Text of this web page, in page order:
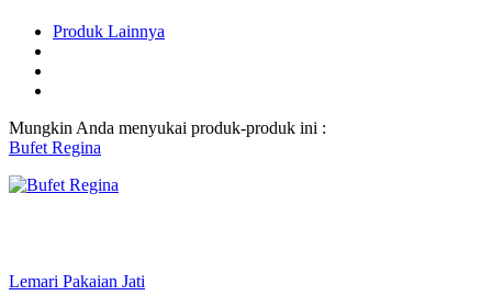
Produk Lainnya
Mungkin Anda menyukai produk-produk ini :
Bufet Regina
Lemari Pakaian Jati